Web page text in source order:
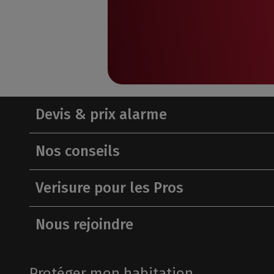
Nos
Nos
Devis & prix alarme
Nos conseils
Verisure pour les Pros
Nous rejoindre